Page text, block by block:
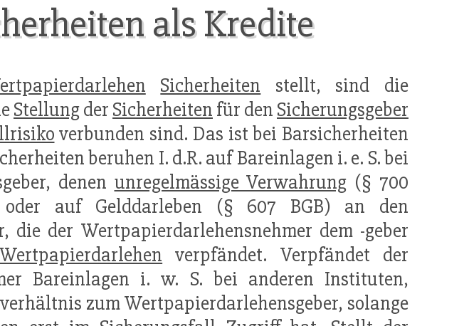
als Kredite
Sicherheiten stellt, sind die
Stellungder Sicherheiten für den Sicherungsgeber
verbunden sind. Das ist bei Barsicherheiten
beruhen I. d.R. auf Bareinlagen i. e. S. bei
denen unregelmässige Verwahrung (§ 700
auf Gelddarleben (§ 607 BGB) an den
die der Wertpapierdarlehensnehmer dem -geber
Wertpapierdarlehen verpfändet. Verpfändet der
Bareinlagen i. w. S. bei anderen Instituten,
zum Wertpapierdarlehensgeber, solange